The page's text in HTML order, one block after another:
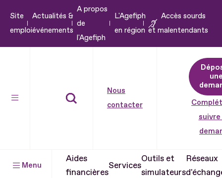
Aller
Site
emploi
Actualités &
événements
A propos
de
l'Agefiph
L'Agefiph
en région
Accès sourds
et malentendants
Nous
contacter
suivre
Menu
Aides
financières
Services
Outils et
simulateurs
Réseaux